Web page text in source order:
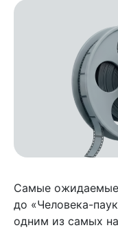
Самые
до «Человека-
одним из самых